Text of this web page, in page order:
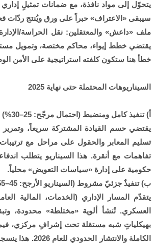
يتحوّل إلى مواد نافذة، مع ضمانات تمثيلٍ
سيبقى «الاعتراف» حبراً على ورق ويُنتج ردّات
ملف «داعش» والمعتقلين: نقل الحراسة/الإدارة
يقتضي خطط إيواء، محاكم مختصة، وتمويل
خطأ هنا ستكون كلفته استراتيجية على الأمن
السيناريوهات المحتملة حتى نهاية 2025
أ) تنفيذ كامل ومنضبط (احتمال مرجّح: 25–30%)
يقتضي حسم القيادة المشتركة سريعاً،
تسليم المعابر والحقول على مراحل مع
تفاهمات مع أنقرة. هذا السيناريو يتطلب
حكومية على إدارة «سياسات التعويض» محلياً.
ب) تنفيذٌ جزئيّ مشروط (السيناريو الأرجح: 45–55%)
يتقدّم المسار الإداري (الخدمات، المالية
العسكري. تُنشأ ألوية «مختلطة» محدودة،
بهيكلياتٍ شبه مستقلة تحت إشرافٍ مركزي،
الكاملة والانتشار